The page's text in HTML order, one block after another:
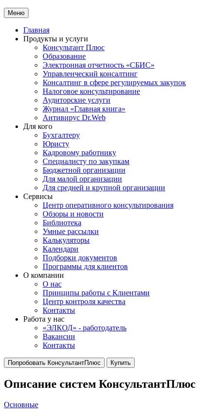
Меню
Главная
Продукты и услуги
Консультант Плюс
Образование
Электронная отчетность «СБИС»
Управленческий консалтинг
Консалтинг в сфере регулируемых закупок
Налоговое консультирование
Аудиторские услуги
Журнал «Главная книга»
Антивирус Dr.Web
Для кого
Бухгалтеру
Юристу
Кадровому работнику
Специалисту по закупкам
Бюджетной организации
Для малой организации
Для средней и крупной организации
Сервисы
Центр оперативного консультирования
Обзоры и новости
Библиотека
Умные рассылки
Калькуляторы
Календари
Подборки документов
Программы для клиентов
О компании
О нас
Принципы работы с Клиентами
Центр контроля качества
Контакты
Работа у нас
«ЭЛКОД» - работодатель
Вакансии
Контакты
Попробовать КонсультантПлюс Купить
Описание систем КонсультантПлюс
Основные